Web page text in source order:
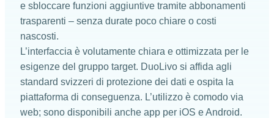
e sbloccare funzioni aggiuntive tramite abbonamenti
trasparenti – senza durate poco chiare o costi
nascosti.
L’interfaccia è volutamente chiara e ottimizzata per le
esigenze del gruppo target. DuoLivo si affida agli
standard svizzeri di protezione dei dati e ospita la
piattaforma di conseguenza. L’utilizzo è comodo via
web; sono disponibili anche app per iOS e Android.